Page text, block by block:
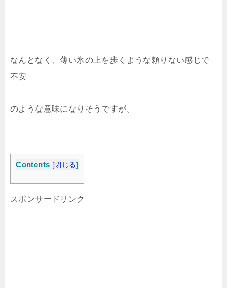
なんとなく、薄い氷の上を歩くような頼りない感じで
不安
のような意味になりそうですが。
Contents [閉じる]
スポンサードリンク